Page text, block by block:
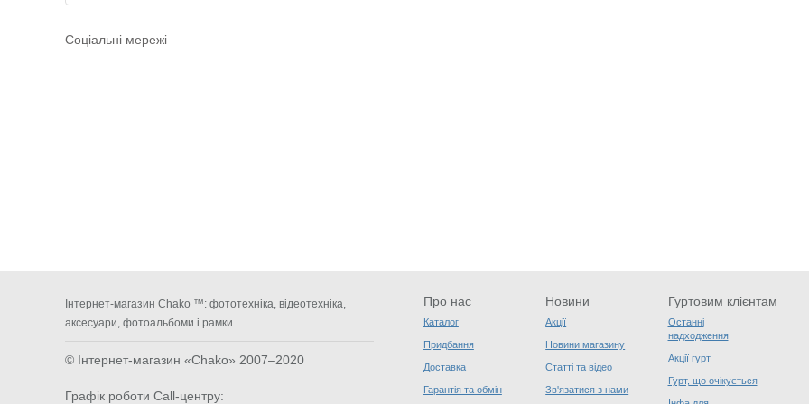
Соціальні мережі
Інтернет-магазин Chako ™: фототехніка, відеотехніка,
аксесуари, фотоальбоми і рамки.
© Інтернет-магазин «Chako» 2007–2020
Графік роботи Call-центру:
Про нас
Каталог
Придбання
Доставка
Гарантія та обмін
Новини
Акції
Новини магазину
Статті та відео
Зв'язатися з нами
Гуртовим клієнтам
Останні
надходження
Акції гурт
Гурт, що очікується